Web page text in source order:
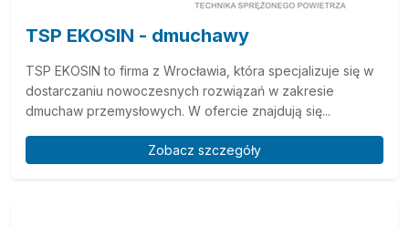
TSP EKOSIN - dmuchawy
TSP EKOSIN to firma z Wrocławia, która specjalizuje się w
dostarczaniu nowoczesnych rozwiązań w zakresie
dmuchaw przemysłowych. W ofercie znajdują się...
Zobacz szczegóły